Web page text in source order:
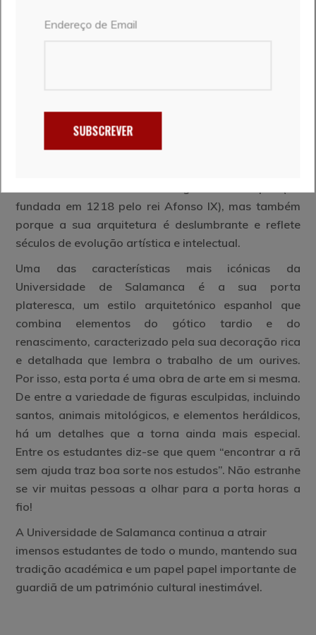
Não espere encontrar “uma porta” para entrar na
Universidade de Salamanca. A Universidade
espalha-se por todo o centro histórico e a sua
fundada em 1218 pelo rei Afonso IX), mas também
porque a sua arquitetura é deslumbrante e reflete
séculos de evolução artística e intelectual.
Uma das características mais icónicas da
Universidade de Salamanca é a sua porta
plateresca, um estilo arquitetónico espanhol que
combina elementos do gótico tardio e do
renascimento, caracterizado pela sua decoração rica
e detalhada que lembra o trabalho de um ourives.
Por isso, esta porta é uma obra de arte em si mesma.
De entre a variedade de figuras esculpidas, incluindo
santos, animais mitológicos, e elementos heráldicos,
há um detalhes que a torna ainda mais especial.
Entre os estudantes diz-se que quem “encontrar a rã
sem ajuda traz boa sorte nos estudos”. Não estranhe
se vir muitas pessoas a olhar para a porta horas a
fio!
A Universidade de Salamanca continua a atrair
imensos estudantes de todo o mundo, mantendo sua
tradição académica e um papel papel importante de
guardiã de um património cultural inestimável.
Endereço de Email
SUBSCREVER